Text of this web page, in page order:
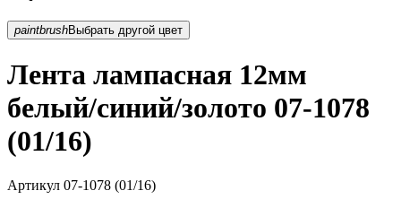
paintbrush Выбрать другой цвет
Лента лампасная 12мм
белый/синий/золото 07-1078
(01/16)
Артикул 07-1078 (01/16)